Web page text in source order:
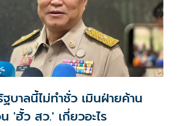
บาลนี้ไม่ทำชั่ว เมินฝ่ายค้าน
'ฮั้ว สว.' เกี่ยวอะไร